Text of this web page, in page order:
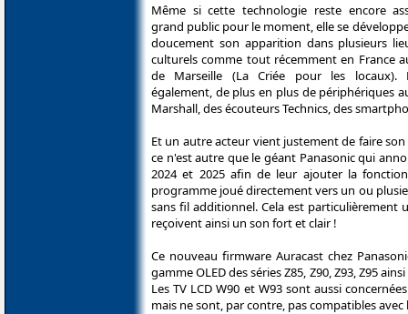
Même si cette technologie reste encore
grand public pour le moment, elle se
doucement son apparition dans plusieurs
culturels comme tout récemment en France
de Marseille (La Criée pour les locaux).
également, de plus en plus de périphériques
Marshall, des écouteurs Technics, des
Et un autre acteur vient justement de faire
ce n'est autre que le géant Panasonic qui
2024 et 2025 afin de leur ajouter la
programme joué directement vers un ou
sans fil additionnel. Cela est
reçoivent ainsi un son fort et clair !
Ce nouveau firmware Auracast chez
gamme OLED des séries Z85, Z90, Z93, Z95
Les TV LCD W90 et W93 sont aussi
mais ne sont, par contre, pas compatibles